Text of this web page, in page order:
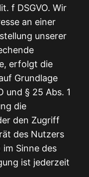
f DSGVO. Wir
an einer
unserer
erfolgt die
Grundlage
und § 25 Abs. 1
die
den Zugriff
des Nutzers
Sinne des
ist jederzeit